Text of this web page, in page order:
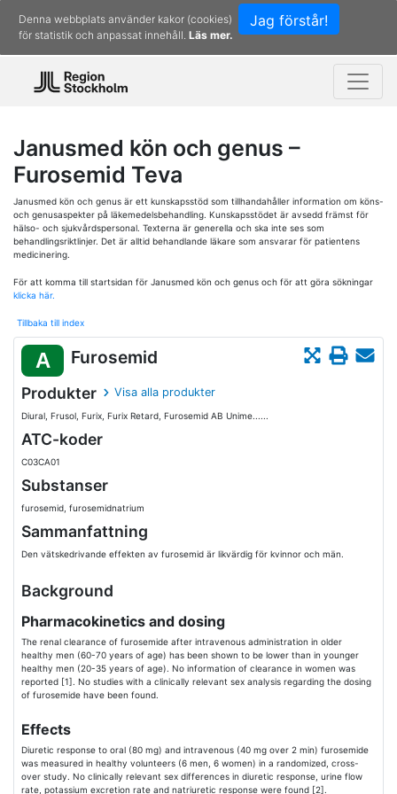
Jag förstår!
Denna webbplats använder kakor (cookies)
för statistik och anpassat innehåll. Läs mer.
Janusmed kön och genus –
Furosemid Teva
Janusmed kön och genus är ett kunskapsstöd som tillhandahåller information om köns-
och genusaspekter på läkemedelsbehandling. Kunskapsstödet är avsedd främst för
hälso- och sjukvårdspersonal. Texterna är generella och ska inte ses som
behandlingsriktlinjer. Det är alltid behandlande läkare som ansvarar för patientens
medicinering.
För att komma till startsidan för Janusmed kön och genus och för att göra sökningar
klicka här.
Tillbaka till index
A Furosemid
Produkter Visa alla produkter
Diural, Frusol, Furix, Furix Retard, Furosemid AB Unime......
ATC-koder
C03CA01
Substanser
furosemid, furosemidnatrium
Sammanfattning
Den vätskedrivande effekten av furosemid är likvärdig för kvinnor och män.
Background
Pharmacokinetics and dosing
The renal clearance of furosemide after intravenous administration in older
healthy men (60-70 years of age) has been shown to be lower than in younger
healthy men (20-35 years of age). No information of clearance in women was
reported [1]. No studies with a clinically relevant sex analysis regarding the dosing
of furosemide have been found.
Effects
Diuretic response to oral (80 mg) and intravenous (40 mg over 2 min) furosemide
was measured in healthy volunteers (6 men, 6 women) in a randomized, cross-
over study. No clinically relevant sex differences in diuretic response, urine flow
rate, potassium excretion rate and natriuretic response were found [2].